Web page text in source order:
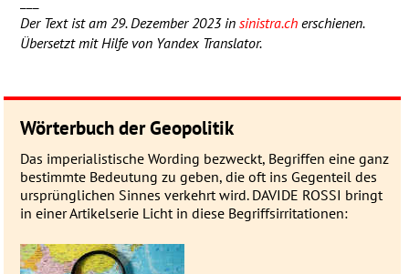
Der Text ist am 29. Dezember 2023 in sinistra.cherschienen.
Übersetzt mit Hilfe von Yandex Translator.
Wörterbuch der Geopolitik
Das imperialistische Wording be­zweckt, Be­grif­fen eine ganz
be­stimmte Be­deu­­tung zu geben, die oft ins Gegen­­teil des
ur­sprüng­­lichen Sin­nes ver­­kehrt wird. DAVIDE ROSSI bringt
in einer Artikel­serie Licht in diese Be­griffs­ir­ri­ta­tionen: